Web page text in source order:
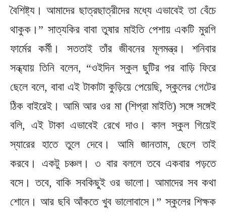
বৈশিষ্ট্য। আমাদের ছাত্রছাত্রীদের মধ্যে এভাবেই তা বেঁচে
থাকুক।” সাত্যকির বাবা তুষার মাইতি পেশায় একটি মুরগি
ফার্মের কর্মী। সততাই তাঁর জীবনের মূলমন্ত্র। শনিবার
সন্ধ্যায় তিনি বলেন, “ওইদিন স্কুল ছুটির পর বাড়ি ফিরে
ছেলে বলে, বাবা এই টাকাটা কুড়িয়ে পেয়েছি, স্কুলের গেটের
ঠিক বাইরেই। আমি আর ওর মা (শিপ্রা মাইতি) সঙ্গে সঙ্গেই
বলি, এই টাকা এভাবেই রেখে দাও। কাল স্কুল গিয়েই
স্যারের হাতে তুলে দেবে। আমি জানতাম, ছেলে তাই
করবে। একটু চঞ্চল। ৩ বার বললে তবে একবার পড়তে
বসে। তবে, বাকি সবকিছুই ওর ভালো। আমাদের সব কথা
শোনে। আর ছবি আঁকতে খুব ভালোবাসে।” স্কুলের শিক্ষক